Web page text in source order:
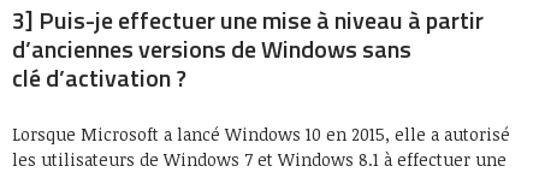
3] Puis-je effectuer une mise à niveau à partir
d’anciennes versions de Windows sans
clé d’activation ?
Lorsque Microsoft a lancé Windows 10 en 2015, elle a autorisé
les utilisateurs de Windows 7 et Windows 8.1 à effectuer une